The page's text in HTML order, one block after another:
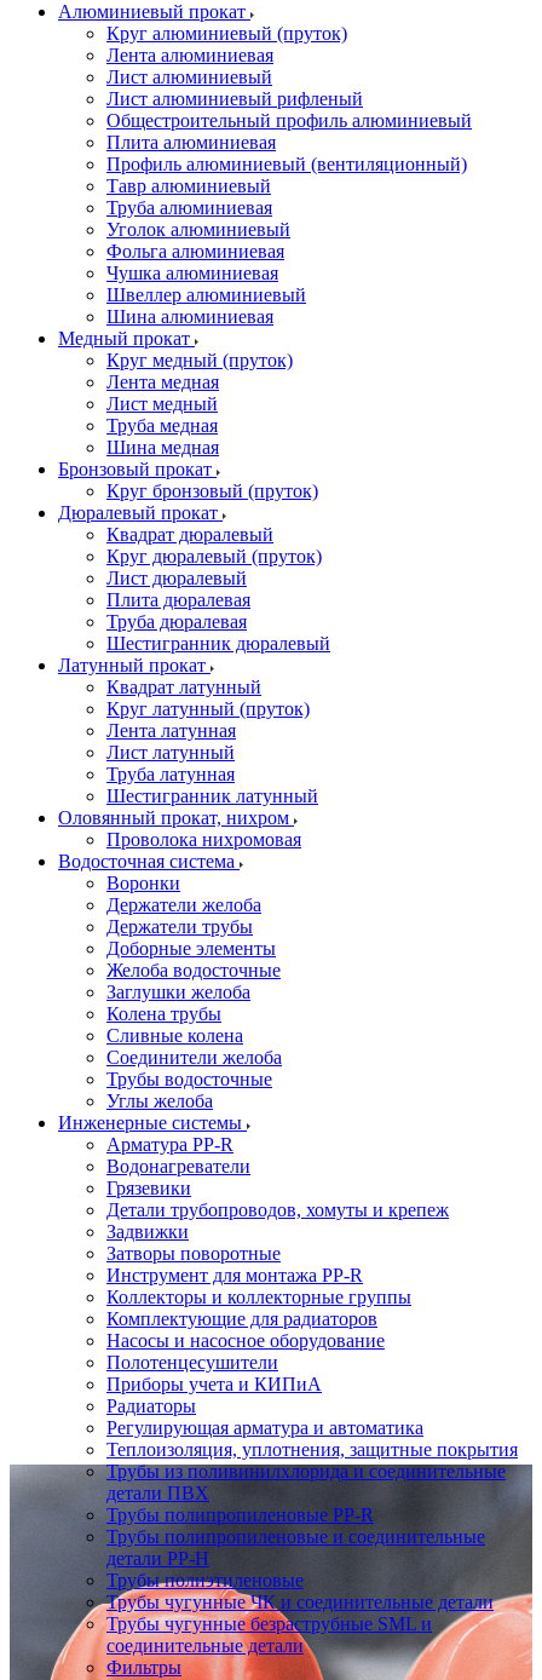
Алюминиевый прокат
Круг алюминиевый (пруток)
Лента алюминиевая
Лист алюминиевый
Лист алюминиевый рифленый
Общестроительный профиль алюминиевый
Плита алюминиевая
Профиль алюминиевый (вентиляционный)
Тавр алюминиевый
Труба алюминиевая
Уголок алюминиевый
Фольга алюминиевая
Чушка алюминиевая
Швеллер алюминиевый
Шина алюминиевая
Медный прокат
Круг медный (пруток)
Лента медная
Лист медный
Труба медная
Шина медная
Бронзовый прокат
Круг бронзовый (пруток)
Дюралевый прокат
Квадрат дюралевый
Круг дюралевый (пруток)
Лист дюралевый
Плита дюралевая
Труба дюралевая
Шестигранник дюралевый
Латунный прокат
Квадрат латунный
Круг латунный (пруток)
Лента латунная
Лист латунный
Труба латунная
Шестигранник латунный
Оловянный прокат, нихром
Проволока нихромовая
Водосточная система
Воронки
Держатели желоба
Держатели трубы
Доборные элементы
Желоба водосточные
Заглушки желоба
Колена трубы
Сливные колена
Соединители желоба
Трубы водосточные
Углы желоба
Инженерные системы
Арматура PP-R
Водонагреватели
Грязевики
Детали трубопроводов, хомуты и крепеж
Задвижки
Затворы поворотные
Инструмент для монтажа PP-R
Коллекторы и коллекторные группы
Комплектующие для радиаторов
Насосы и насосное оборудование
Полотенцесушители
Приборы учета и КИПиА
Радиаторы
Регулирующая арматура и автоматика
Теплоизоляция, уплотнения, защитные покрытия
Трубы из поливинилхлорида и соединительные
детали ПВХ
Трубы полипропиленовые PP-R
Трубы полипропиленовые и соединительные
детали PP-H
Трубы полиэтиленовые
Трубы чугунные ЧК и соединительные детали
Трубы чугунные безраструбные SML и
соединительные детали
Фильтры